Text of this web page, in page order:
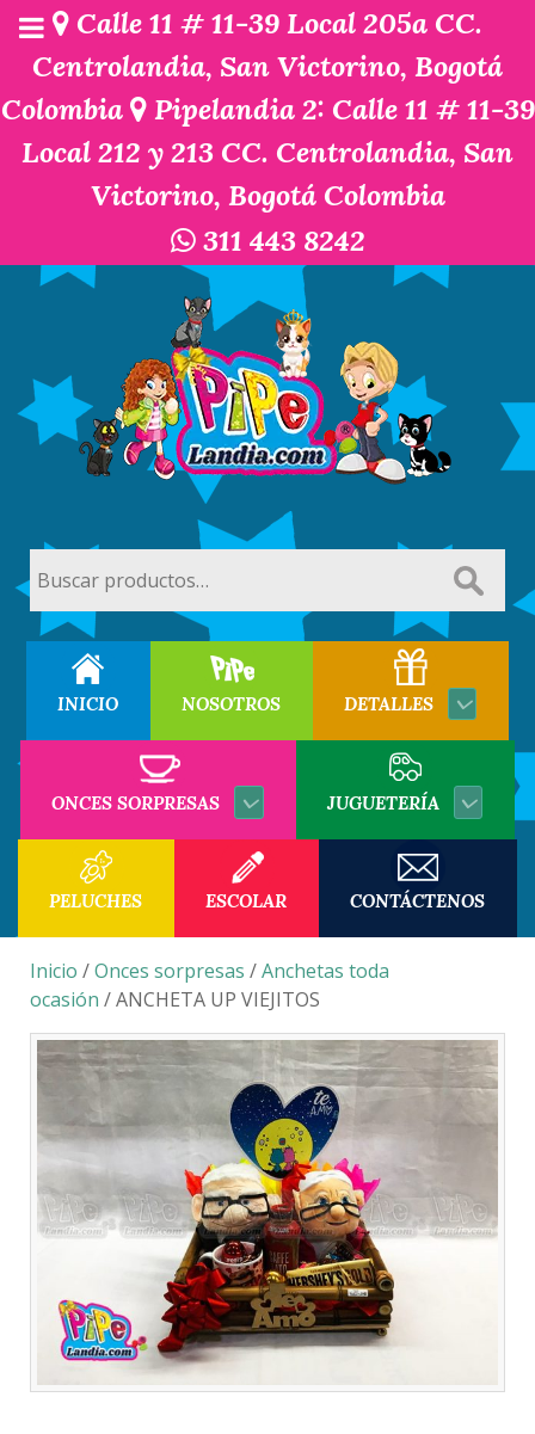
Calle 11 # 11-39 Local 205a CC.
Centrolandia, San Victorino, Bogotá
Colombia
Pipelandia 2: Calle 11 # 11-39
Local 212 y 213 CC. Centrolandia, San
Victorino, Bogotá Colombia
311 443 8242
por:
INICIO NOSOTROS DETALLES
ONCES SORPRESAS JUGUETERÍA
PELUCHES ESCOLAR CONTÁCTENOS
Inicio /Onces sorpresas /Anchetas toda
ocasión / ANCHETA UP VIEJITOS